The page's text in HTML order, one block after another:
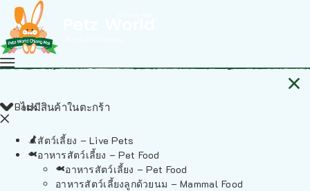
ไม่มีสินค้าในตะกร้า
Back
สัตว์เลี้ยง – Live Pets
อาหารสัตว์เลี้ยง – Pet Food
อาหารสัตว์เลี้ยง – Pet Food
อาหารสัตว์เลี้ยงลูกด้วยนม – Mammal Food